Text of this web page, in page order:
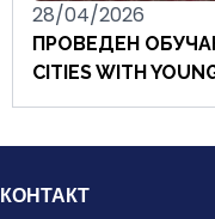
28/04/2026
ПРОВЕДЕН
CITIES WITH
КОНТАКТ